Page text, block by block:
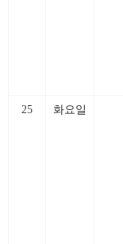
25 화요일